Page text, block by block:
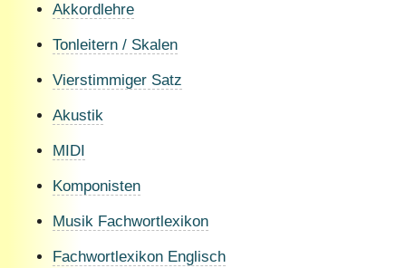
Akkordlehre
Tonleitern / Skalen
Vierstimmiger Satz
Akustik
MIDI
Komponisten
Musik Fachwortlexikon
Fachwortlexikon Englisch